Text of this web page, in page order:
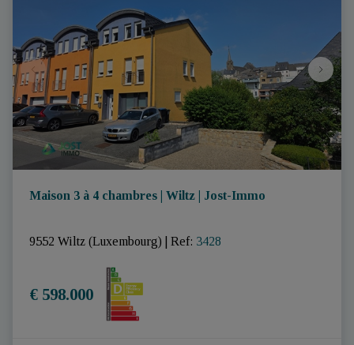
Maison 3 à 4 chambres | Wiltz | Jost-Immo
9552 Wiltz (Luxembourg) Ref: 3428
€ 598.000